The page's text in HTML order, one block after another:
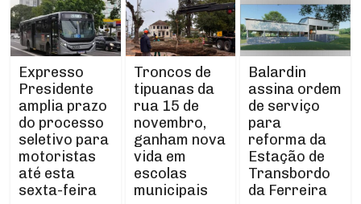
Expresso
Presidente
amplia prazo
do processo
seletivo para
motoristas
até esta
sexta-feira
Troncos de
tipuanas da
rua 15 de
novembro,
ganham nova
vida em
escolas
municipais
Balardin
assina ordem
de serviço
para
reforma da
Estação de
Transbordo
da Ferreira